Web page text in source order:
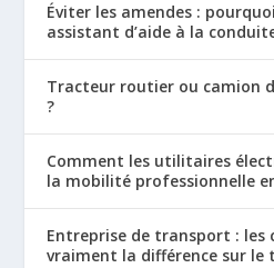
Éviter les amendes :
assistant d’aide à la
Tracteur routier ou camion
?
Comment les utilitaires
la mobilité professionnelle
Entreprise de transport :
vraiment la différence sur le